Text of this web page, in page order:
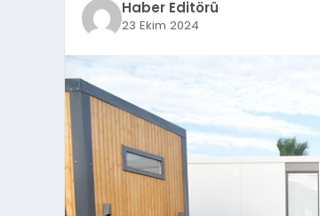
Haber Editörü
23 Ekim 2024